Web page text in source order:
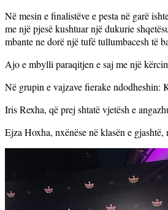
Në mesin e finalistëve e pesta në garë
me një pjesë kushtuar një dukurie
mbante ne dorë një tufë tullumbacesh të
Ajo e mbylli paraqitjen e saj me një
Në grupin e vajzave fierake ndodheshin:
Iris Rexha, që prej shtatë vjetësh e
Ejza Hoxha, nxënëse në klasën e